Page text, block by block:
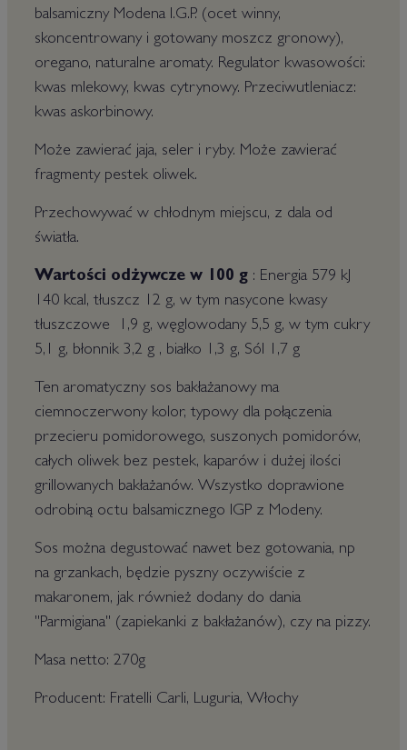
balsamiczny Modena I.G.P. (ocet winny,
skoncentrowany i gotowany moszcz gronowy),
oregano, naturalne aromaty. Regulator kwasowości:
kwas mlekowy, kwas cytrynowy. Przeciwutleniacz:
kwas askorbinowy.
Może zawierać jaja, seler i ryby. Może zawierać
fragmenty pestek oliwek.
Przechowywać w chłodnym miejscu, z dala od
światła.
Wartości odżywcze w 100 g : Energia 579 kJ
140 kcal, tłuszcz 12 g, w tym nasycone kwasy
tłuszczowe 1,9 g, węglowodany 5,5 g, w tym cukry
5,1 g, błonnik 3,2 g , białko 1,3 g, Sól 1,7 g
Ten aromatyczny sos bakłażanowy ma
ciemnoczerwony kolor, typowy dla połączenia
przecieru pomidorowego, suszonych pomidorów,
całych oliwek bez pestek, kaparów i dużej ilości
grillowanych bakłażanów. Wszystko doprawione
odrobiną octu balsamicznego IGP z Modeny.
Sos można degustować nawet bez gotowania, np
na grzankach, będzie pyszny oczywiście z
makaronem, jak również dodany do dania
"Parmigiana" (zapiekanki z bakłażanów), czy na pizzy.
Masa netto: 270g
Producent: Fratelli Carli, Luguria, Włochy